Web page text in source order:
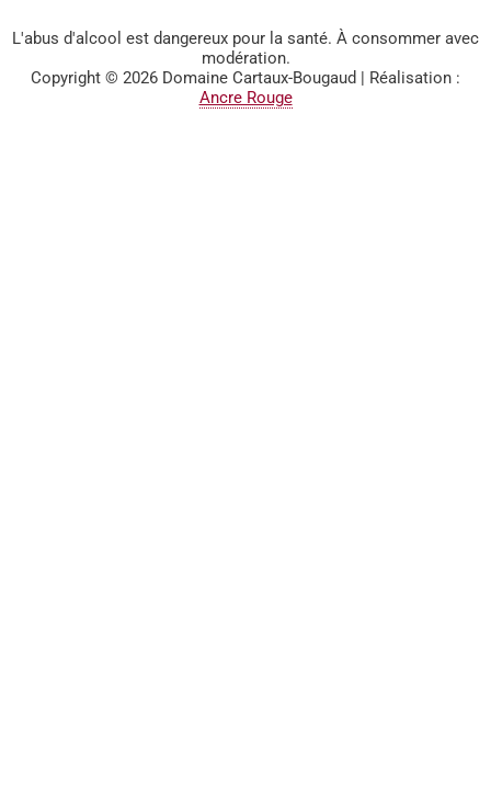
L'abus d'alcool est dangereux pour la santé. À consommer avec
modération.
Copyright © 2026 Domaine Cartaux-Bougaud | Réalisation :
Ancre Rouge